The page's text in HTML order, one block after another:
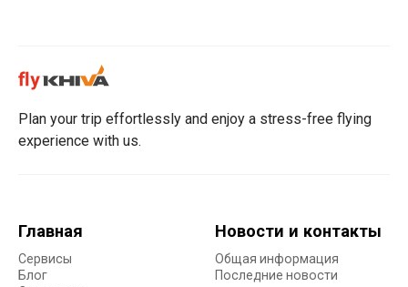
Plan your trip effortlessly and enjoy a stress-free flying
experience with us.
Главная
Сервисы
Блог
Новости и контакты
Общая информация
Последние новости